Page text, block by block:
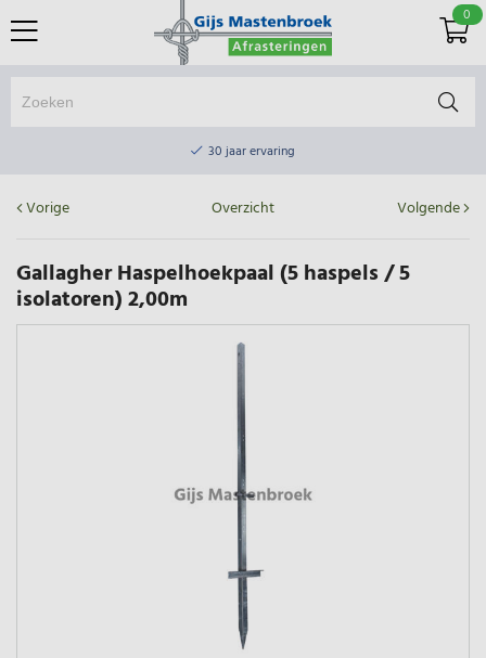
0
30 jaar ervaring
30 jaar ervaring
Elektrisch afrasteringsmateriaal gratis verzending vanaf €75
Vorige Overzicht Volgende
Gallagher Haspelhoekpaal (5 haspels / 5
isolatoren) 2,00m